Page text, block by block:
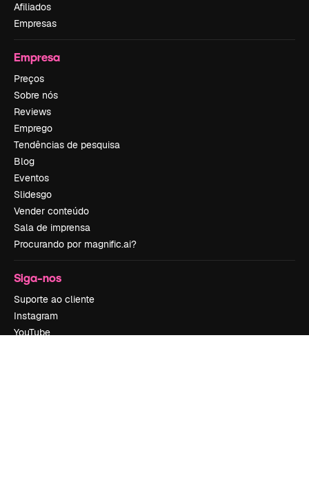
Afiliados
Empresas
Empresa
Preços
Sobre nós
Reviews
Emprego
Tendências de pesquisa
Blog
Eventos
Slidesgo
Vender conteúdo
Sala de imprensa
Procurando por magnific.ai?
Siga-nos
Suporte ao cliente
Instagram
YouTube